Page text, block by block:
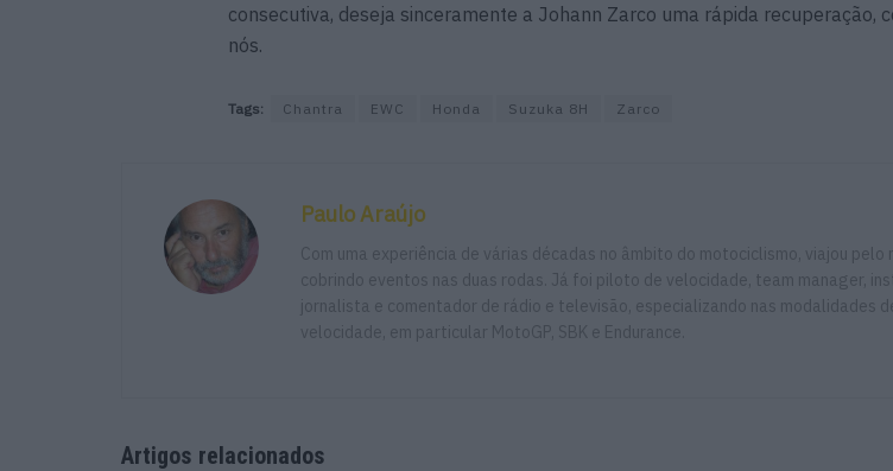
consecutiva, deseja sinceramente a Johann Zarco uma rápida recuperação,
nós.
Tags: Chantra EWC Honda Suzuka 8H Zarco
Paulo Araújo
Com uma experiência de várias décadas no âmbito do motociclismo, viajou pelo
cobrindo eventos nas duas rodas. Já foi piloto de velocidade, team manager,
jornalista e comentador de rádio e televisão, especializando nas modalidades
velocidade, em particular MotoGP, SBK e Endurance.
Artigos relacionados